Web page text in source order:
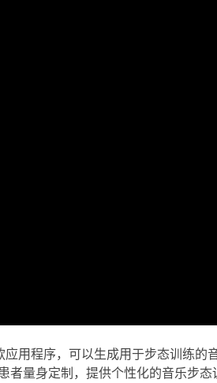
用程序，可以生成用于步态训练的
者量身定制，提供个性化的音乐步